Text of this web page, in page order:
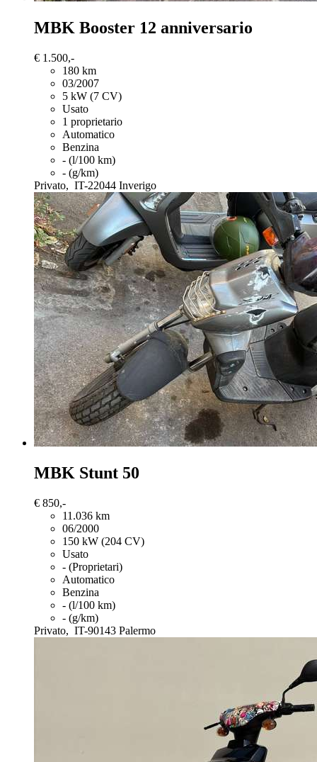
MBK Booster 12 anniversario
€ 1.500,-
180 km
03/2007
5 kW (7 CV)
Usato
1 proprietario
Automatico
Benzina
- (l/100 km)
- (g/km)
Privato, IT-22044 Inverigo
MBK Stunt 50
€ 850,-
11.036 km
06/2000
150 kW (204 CV)
Usato
- (Proprietari)
Automatico
Benzina
- (l/100 km)
- (g/km)
Privato, IT-90143 Palermo